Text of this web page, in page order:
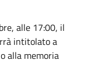
alle 17:00, il
intitolato a
alla memoria